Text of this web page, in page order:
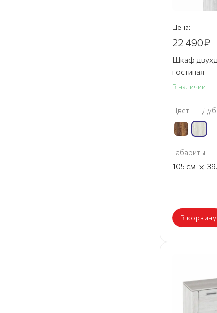
Цена:
22 490₽
Шкаф
гостиная
В наличии
Цвет — Дуб
Габариты
105 см ×
В корзину